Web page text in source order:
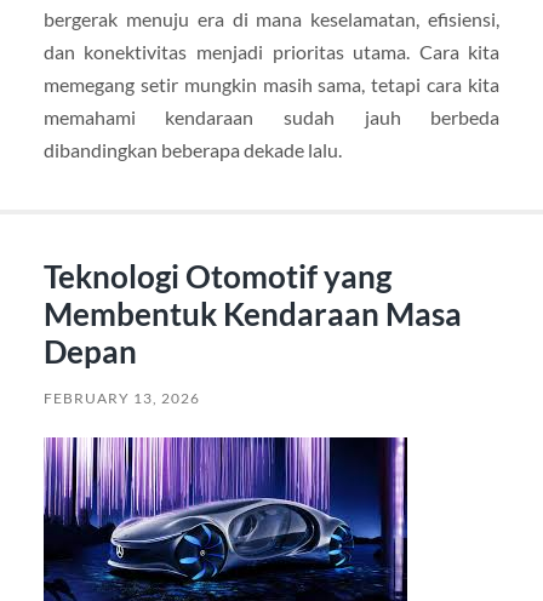
bergerak menuju era di mana keselamatan, efisiensi,
dan konektivitas menjadi prioritas utama. Cara kita
memegang setir mungkin masih sama, tetapi cara kita
memahami kendaraan sudah jauh berbeda
dibandingkan beberapa dekade lalu.
Teknologi Otomotif yang
Membentuk Kendaraan Masa
Depan
FEBRUARY 13, 2026